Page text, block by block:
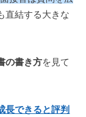
直結する大きな
の書き方を見て
長できると評判